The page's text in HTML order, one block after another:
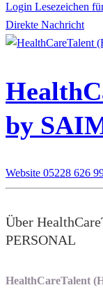
Login Lesezeichen
Direkte Nachricht
by
Website 05228 626
Über
PERSONAL
HealthCareTalent